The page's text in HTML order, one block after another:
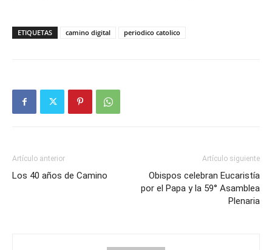
ETIQUETAS camino digital periodico catolico
Artículo anterior
Los 40 años de Camino
Artículo siguiente
Obispos celebran Eucaristía
por el Papa y la 59° Asamblea
Plenaria